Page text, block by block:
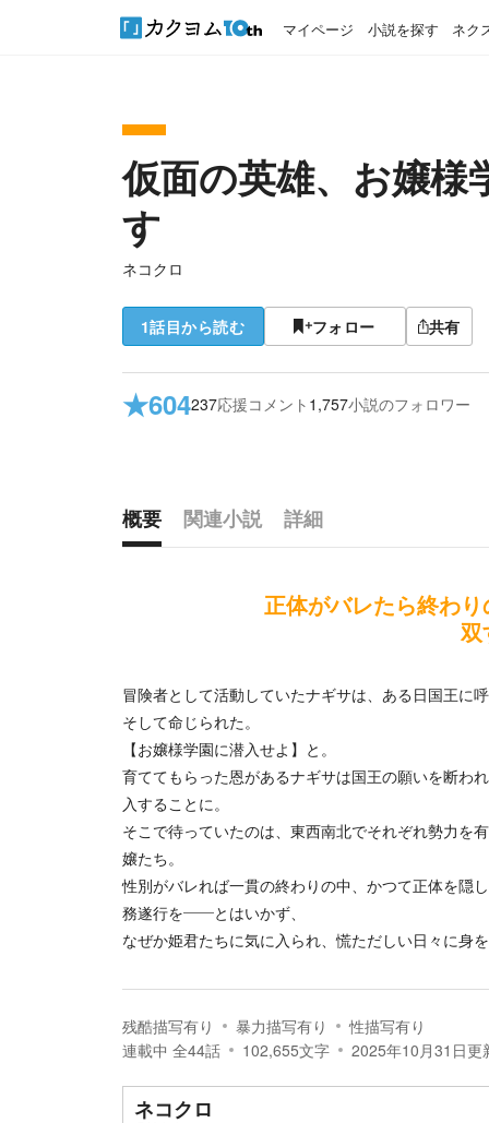
マイページ 小説を探す ネク
仮面の英雄、お嬢様
す
ネコクロ
1話目から読む フォロー 共有
★604237応援コメント 1,757小説のフォロワー
概要 関連小説
詳細
正体がバレたら終わ
双
冒険者として活動していたナギサは、ある日国王に
そして命じられた。
【お嬢様学園に潜入せよ】と。
育ててもらった恩があるナギサは国王の願いを断わ
入することに。
そこで待っていたのは、東西南北でそれぞれ勢力を
嬢たち。
性別がバレれば一貫の終わりの中、かつて正体を隠
務遂行を――とはいかず、
なぜか姫君たちに気に入られ、慌ただしい日々に身
残酷描写有り 暴力描写有り
性描写有り
連載中 全44話 102,655文字 2025年10月31日更
ネコクロ